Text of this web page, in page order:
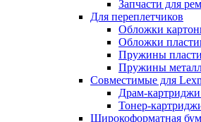
Запчасти для
Для переплетчиков
Обложки
Обложки
Пружины
Пружины
Совместимые для
Драм-
Тонер-
Широкоформатная